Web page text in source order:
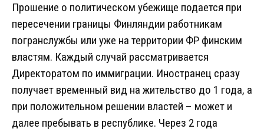
Прошение о политическом убежище подается при
пересечении границы Финляндии работникам
погранслужбы или уже на территории ФР финским
властям. Каждый случай рассматривается
Директоратом по иммиграции. Иностранец сразу
получает временный вид на жительство до 1 года, а
при положительном решении властей – может и
далее пребывать в республике. Через 2 года